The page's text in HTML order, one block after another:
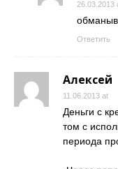
26.03.2013
Ответить
Алексей
11.06.2013 at
Деньги с
том с
периода